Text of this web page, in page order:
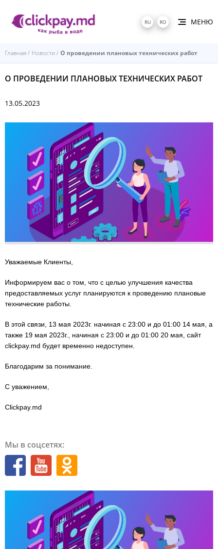
RU RO МЕНЮ
Главная Новости О проведении плановых технических работ
Мы в соцсетях:
О ПРОВЕДЕНИИ ПЛАНОВЫХ ТЕХНИЧЕСКИХ РАБОТ
13.05.2023
Уважаемые Клиенты,
Информируем вас о том, что с целью улучшения качества
предоставляемых услуг планируются к проведению плановые
технические работы.
В этой связи, 13 мая 2023г. начиная с 23:00 и до 01:00 14 мая, а
также 19 мая 2023г., начиная с 23:00 и до 01:00 20 мая, сайт
clickpay.md будет временно недоступен.
Благодарим за понимание.
С уважением,
Clickpay.md